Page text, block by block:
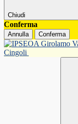
Chiudi
Conferma
Annulla Conferma
Cingoli